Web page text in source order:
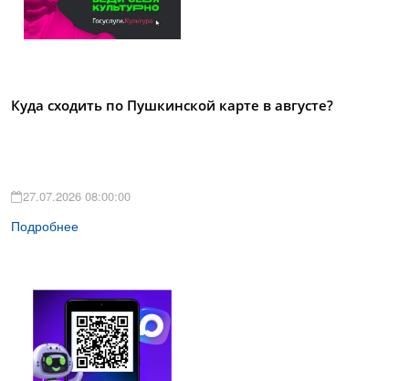
Куда сходить по Пушкинской карте в августе?
27.07.2026 08:00:00
Подробнее